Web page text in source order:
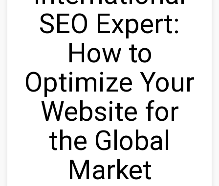
SEO Expert:
How to
Optimize Your
Website for
the Global
Market